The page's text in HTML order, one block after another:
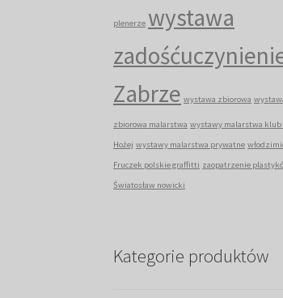
plenerze wystawa
Zabrze wystawa zbiorowa
zbiorowa malarstwa wystawy malarstwa klub
Hożej wystawy malarstwa prywatne
Fruczek polskie graffitti zaopatrzenie
Światosław nowicki
Kategorie produktów